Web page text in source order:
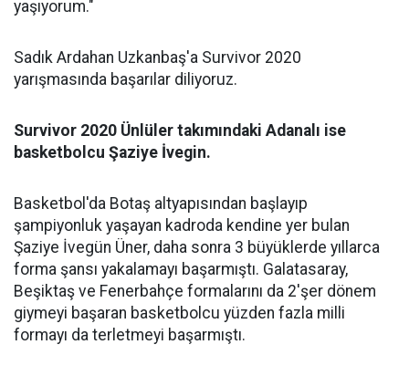
yaşıyorum."
Sadık Ardahan Uzkanbaş'a Survivor 2020
yarışmasında başarılar diliyoruz.
Survivor 2020 Ünlüler takımındaki Adanalı ise
basketbolcu Şaziye İvegin.
Basketbol'da Botaş altyapısından başlayıp
şampiyonluk yaşayan kadroda kendine yer bulan
Şaziye İvegün Üner, daha sonra 3 büyüklerde yıllarca
forma şansı yakalamayı başarmıştı. Galatasaray,
Beşiktaş ve Fenerbahçe formalarını da 2'şer dönem
giymeyi başaran basketbolcu yüzden fazla milli
formayı da terletmeyi başarmıştı.